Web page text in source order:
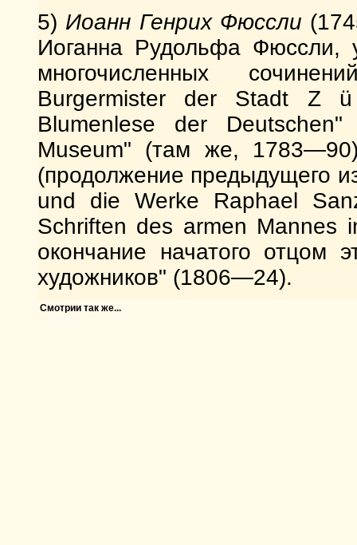
5) Иоанн Генрих Фюссли
Иоганна Рудольфа Фюссли,
многочисленных
Burgermister der Stadt Z
Blumenlese der
Museum" (там же,
(продолжение предыдущего
und die Werke Raphael
Schriften des armen
окончание начатого отцом
художников" (1806—24).
Смотрии так же...